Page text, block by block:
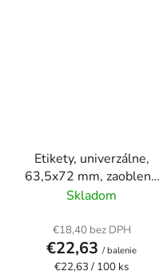
Etikety, univerzálne,
63,5x72 mm, zaoblené
rohy, APLI, 1200
Skladom
€18,40 bez DPH
€22,63 / balenie
Jednotková
€22,63 / 100 ks